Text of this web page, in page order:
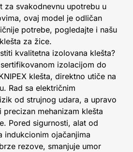
za svakodnevnu upotrebu u
ovaj model je odličan
potrebe, pogledajte i našu
za žice.
kvalitetna izolovana klešta?
izolacijom do
klešta, direktno utiče na
Rad sa električnim
od strujnog udara, a upravo
mehanizam klešta
Pored sigurnosti, alat od
indukcionim ojačanjima
rezove, smanjuje umor